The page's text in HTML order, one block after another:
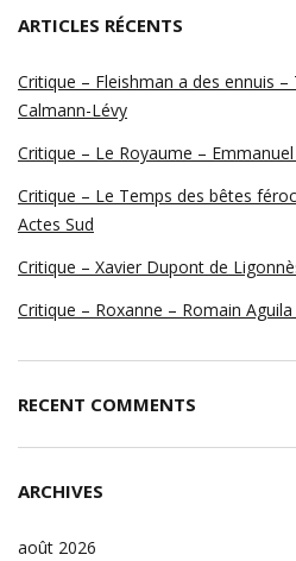
ARTICLES RÉCENTS
Critique – Fleishman a des ennuis
Calmann-Lévy
Critique – Le Royaume –
Critique – Le Temps des bêtes
Actes Sud
Critique – Xavier Dupont de
Critique – Roxanne – Romain
RECENT COMMENTS
ARCHIVES
août 2026